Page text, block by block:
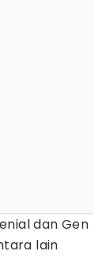
dan Gen
lain